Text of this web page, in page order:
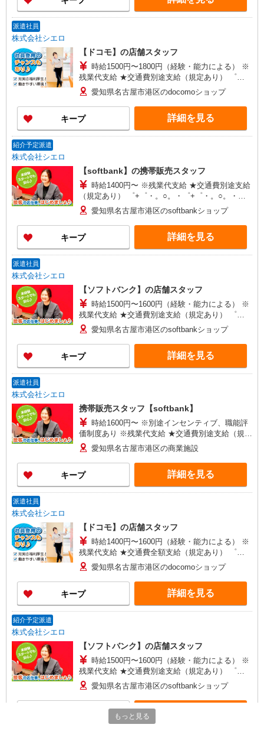
派遣社員
株式会社シエロ
【ドコモ】の店舗スタッフ
時給1500円〜1800円（経験・能力による） ※
残業代支給 ★交通費別途支給（規定あり） ゜
+゜・。○。・゜+゜・。○。・゜+゜ 入社祝い金10
万円支給(規定有) お友達を紹介頂くと, インセンテ
ィブ支給(規定有) ★月2回払い・週払い可能（規程
有）★ ゜・。○。・゜+゜・。○。・゜+゜
愛知県名古屋市港区のdocomoショップ
キープ 詳細を見る
紹介予定派遣
株式会社シエロ
【softbank】の携帯販売スタッフ
時給1400円〜 ※残業代支給 ★交通費別途支給
（規定あり） ゜+゜・。○。・゜+゜・。○。・゜
+゜ 入社祝い金10万円支給(規定有) お友達を紹介
頂くと, インセンティブ支給(規定有) ★月2回払
い・週払い可能（規程有）★ ゜・。○。・゜
+゜・。○。・゜+゜
愛知県名古屋市港区のsoftbankショップ
キープ 詳細を見る
派遣社員
株式会社シエロ
【ソフトバンク】の店舗スタッフ
時給1500円〜1600円（経験・能力による） ※
残業代支給 ★交通費別途支給（規定あり） ゜
+゜・。○。・゜+゜・。○。・゜+゜ 入社祝い金10
万円支給(規定有) お友達を紹介頂くと, インセンテ
ィブ支給(規定有) ★月2回払い・週払い可能（規程
有）★ ゜・。○。・゜+゜・。○。・゜+゜
愛知県名古屋市港区のsoftbankショップ
キープ 詳細を見る
派遣社員
株式会社シエロ
携帯販売スタッフ【softbank】
時給1600円〜 ※別途インセンティブ、職能評
価制度あり ※残業代支給 ★交通費別途支給（規定
あり） ゜+゜・。○。・゜+゜・。○。・゜+゜ 入
社祝い金10万円支給(規定有) お友達を紹介頂くと,
インセンティブ支給(規定有) ★月2回払い・週払い
可能（規程有）★ ゜・。○。・゜+゜・。○。・゜
+゜
愛知県名古屋市港区の商業施設
キープ 詳細を見る
派遣社員
株式会社シエロ
【ドコモ】の店舗スタッフ
時給1400円〜1600円（経験・能力による） ※
残業代支給 ★交通費全額支給（規定あり） ゜
+゜・。○。・゜+゜・。○。・゜+゜ 入社祝い金10
万円支給(規定有) お友達を紹介頂くと, インセンテ
ィブ支給(規定有) ★月2回払い・週払い可能（規程
有）★ ゜・。○。・゜+゜・。○。・゜+゜
愛知県名古屋市港区のdocomoショップ
キープ 詳細を見る
紹介予定派遣
株式会社シエロ
【ソフトバンク】の店舗スタッフ
時給1500円〜1600円（経験・能力による） ※
残業代支給 ★交通費別途支給（規定あり） ゜
+゜・。○。・゜+゜・。○。・゜+゜ 入社祝い金10
万円支給(規定有) お友達を紹介頂くと, インセンテ
ィブ支給(規定有) ★月2回払い・週払い可能（規程
有）★ ゜・。○。・゜+゜・。○。・゜+゜
愛知県名古屋市港区のsoftbankショップ
もっと見る